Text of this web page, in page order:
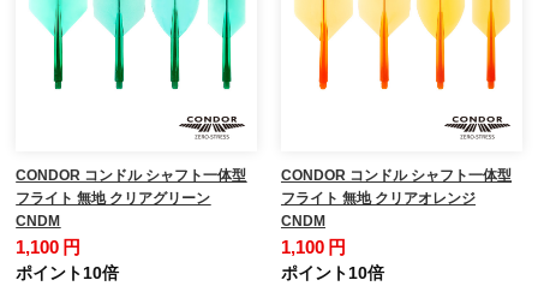
CONDOR コンドル シャフト一体型
フライト 無地 クリアグリーン
CNDM
1,100 円
ポイント10倍
CONDOR コンドル シャフト一体型
フライト 無地 クリアオレンジ
CNDM
1,100 円
ポイント10倍